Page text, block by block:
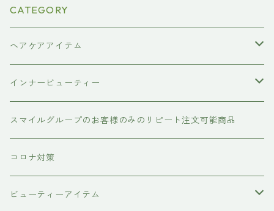
CATEGORY
ヘアケアアイテム
シャンプー
#イマヘア
the u （bihatsu）
トリートメント ヘアマスク（インバス）
流さないトリートメント（アウトバス）
#イマヘア
インナービューティー
あおつぶ
スマイルグループのお客様のみのリピート注文可能商品
コロナ対策
ビューティーアイテム